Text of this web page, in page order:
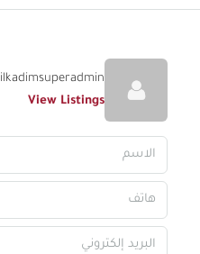
ilkadimsuperadmin
View Listings